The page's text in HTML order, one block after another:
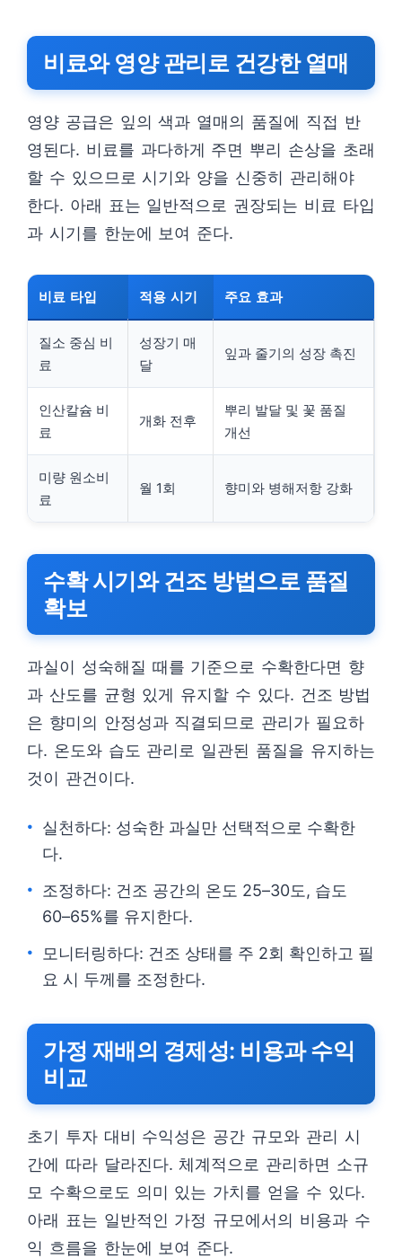
비료와 영양 관리로 건강한 열매
영양 공급은 잎의 색과 열매의 품질에 직접 반
영된다. 비료를 과다하게 주면 뿌리 손상을 초래
할 수 있으므로 시기와 양을 신중히 관리해야
한다. 아래 표는 일반적으로 권장되는 비료 타입
과 시기를 한눈에 보여 준다.
비료 타입 적용 시기 주요 효과
질소 중심 비
료
성장기 매
달
잎과 줄기의 성장 촉진
인산칼슘 비
료
개화 전후
뿌리 발달 및 꽃 품질
개선
미량 원소비
료
월 1회 향미와 병해저항 강화
수확 시기와 건조 방법으로 품질
확보
과실이 성숙해질 때를 기준으로 수확한다면 향
과 산도를 균형 있게 유지할 수 있다. 건조 방법
은 향미의 안정성과 직결되므로 관리가 필요하
다. 온도와 습도 관리로 일관된 품질을 유지하는
것이 관건이다.
실천하다: 성숙한 과실만 선택적으로 수확한
다.
조정하다: 건조 공간의 온도 25–30도, 습도
60–65%를 유지한다.
모니터링하다: 건조 상태를 주 2회 확인하고 필
요 시 두께를 조정한다.
가정 재배의 경제성: 비용과 수익
비교
초기 투자 대비 수익성은 공간 규모와 관리 시
간에 따라 달라진다. 체계적으로 관리하면 소규
모 수확으로도 의미 있는 가치를 얻을 수 있다.
아래 표는 일반적인 가정 규모에서의 비용과 수
익 흐름을 한눈에 보여 준다.